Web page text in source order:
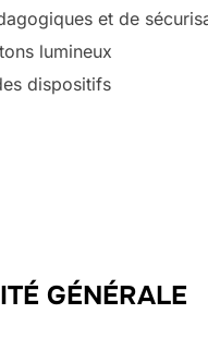
et de
lumineux
dispositifs
GÉNÉRALE